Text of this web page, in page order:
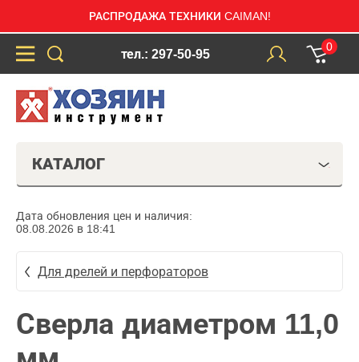
РАСПРОДАЖА ТЕХНИКИ CAIMAN!
тел.: 297-50-95
0
КАТАЛОГ
Дата обновления цен и наличия:
08.08.2026 в 18:41
Для дрелей и перфораторов
Сверла диаметром 11,0